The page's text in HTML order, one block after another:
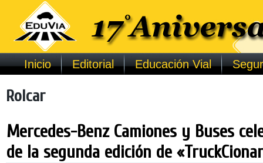
Inicio Editorial Educación Vial
Rolcar
Mercedes-Benz Camiones y Buses
de la segunda edición de